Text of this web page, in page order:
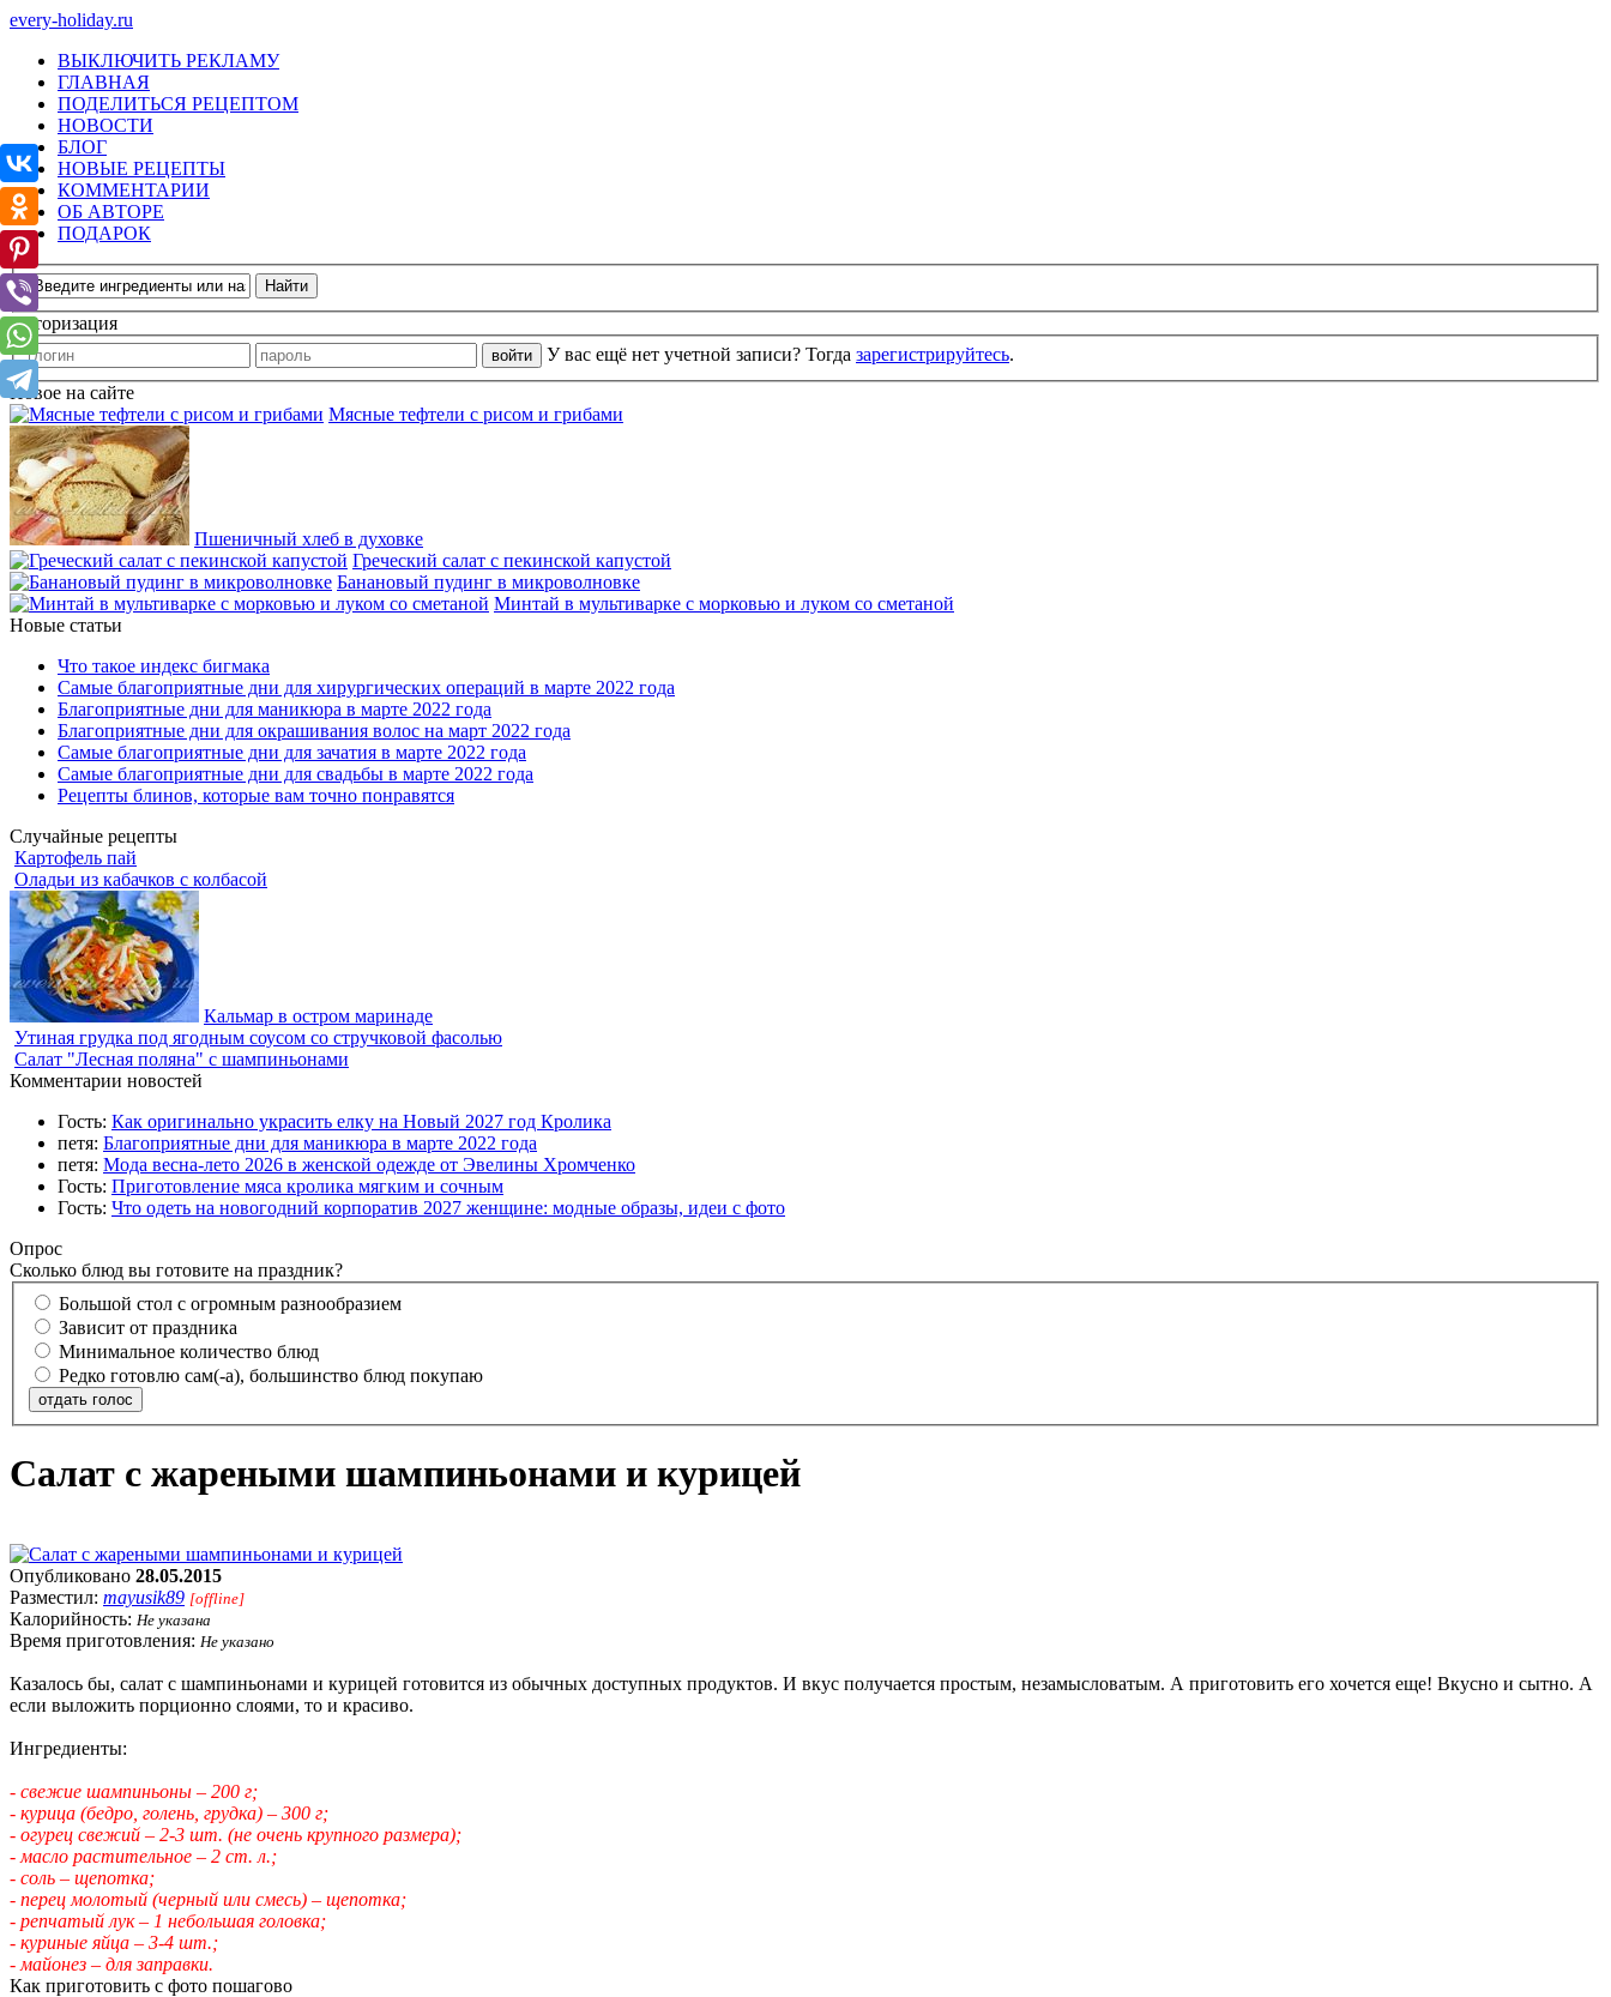
every-holiday.ru
ВЫКЛЮЧИТЬ РЕКЛАМУ
ГЛАВНАЯ
ПОДЕЛИТЬСЯ РЕЦЕПТОМ
НОВОСТИ
БЛОГ
НОВЫЕ РЕЦЕПТЫ
КОММЕНТАРИИ
ОБ АВТОРЕ
ПОДАРОК
Авторизация
У вас ещё нет учетной записи? Тогда зарегистрируйтесь.
Новое на сайте
Мясные тефтели с рисом и грибами
Пшеничный хлеб в духовке
Греческий салат с пекинской капустой
Банановый пудинг в микроволновке
Минтай в мультиварке с морковью и луком со сметаной
Новые статьи
Что такое индекс бигмака
Самые благоприятные дни для хирургических операций в марте 2022 года
Благоприятные дни для маникюра в марте 2022 года
Благоприятные дни для окрашивания волос на март 2022 года
Самые благоприятные дни для зачатия в марте 2022 года
Самые благоприятные дни для свадьбы в марте 2022 года
Рецепты блинов, которые вам точно понравятся
Случайные рецепты
Картофель пай
Оладьи из кабачков с колбасой
Кальмар в остром маринаде
Утиная грудка под ягодным соусом со стручковой фасолью
Салат "Лесная поляна" с шампиньонами
Комментарии новостей
Гость: Как оригинально украсить елку на Новый 2027 год Кролика
петя: Благоприятные дни для маникюра в марте 2022 года
петя: Мода весна-лето 2026 в женской одежде от Эвелины Хромченко
Гость: Приготовление мяса кролика мягким и сочным
Гость: Что одеть на новогодний корпоратив 2027 женщине: модные образы, идеи с фото
Опрос
Сколько блюд вы готовите на праздник?
Большой стол с огромным разнообразием
Зависит от праздника
Минимальное количество блюд
Редко готовлю сам(-а), большинство блюд покупаю
отдать голос
Салат с жареными шампиньонами и курицей
Опубликовано 28.05.2015
Разместил: mayusik89 [offline]
Калорийность: Не указана
Время приготовления: Не указано
Казалось бы, салат с шампиньонами и курицей готовится из обычных доступных продуктов. И вкус получается простым, незамысловатым. А приготовить его хочется еще! Вкусно и сытно. А
если выложить порционно слоями, то и красиво.
Ингредиенты:
- свежие шампиньоны – 200 г;
- курица (бедро, голень, грудка) – 300 г;
- огурец свежий – 2-3 шт. (не очень крупного размера);
- масло растительное – 2 ст. л.;
- соль – щепотка;
- перец молотый (черный или смесь) – щепотка;
- репчатый лук – 1 небольшая головка;
- куриные яйца – 3-4 шт.;
- майонез – для заправки.
Как приготовить с фото пошагово